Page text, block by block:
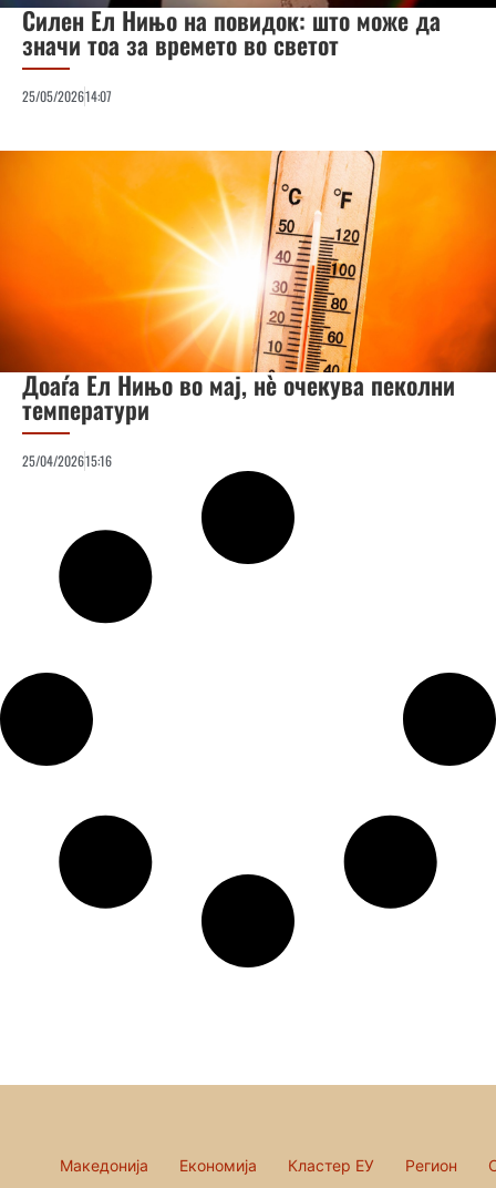
Силен Ел Нињо на повидок: што може да
значи тоа за времето во светот
25/05/202614:07
Доаѓа Ел Нињо во мај, нè очекува пеколни
температури
25/04/202615:16
Македонија Економија Кластер ЕУ Регион